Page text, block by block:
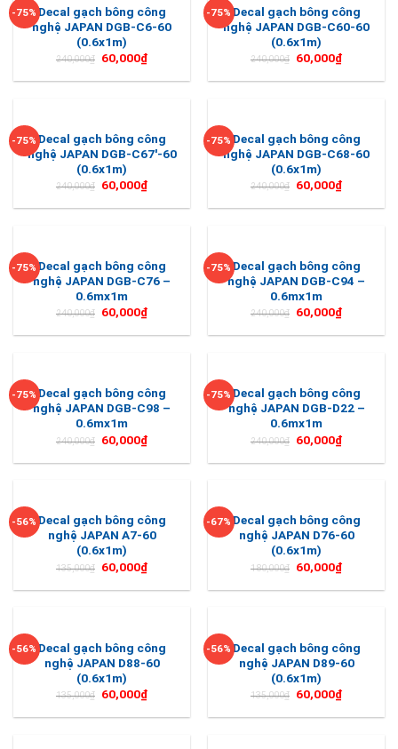
-75% Decal gạch bông công
nghệ JAPAN DGB-C6-60
(0.6x1m)
240,000₫ 60,000₫
-75% Decal gạch bông công
nghệ JAPAN DGB-C60-60
(0.6x1m)
240,000₫ 60,000₫
-75% Decal gạch bông công
nghệ JAPAN DGB-C67′-60
(0.6x1m)
240,000₫ 60,000₫
-75% Decal gạch bông công
nghệ JAPAN DGB-C68-60
(0.6x1m)
240,000₫ 60,000₫
-75% Decal gạch bông công
nghệ JAPAN DGB-C76 –
0.6mx1m
240,000₫ 60,000₫
-75% Decal gạch bông công
nghệ JAPAN DGB-C94 –
0.6mx1m
240,000₫ 60,000₫
-75% Decal gạch bông công
nghệ JAPAN DGB-C98 –
0.6mx1m
240,000₫ 60,000₫
-75% Decal gạch bông công
nghệ JAPAN DGB-D22 –
0.6mx1m
240,000₫ 60,000₫
-56% Decal gạch bông công
nghệ JAPAN A7-60
(0.6x1m)
135,000₫ 60,000₫
-67% Decal gạch bông công
nghệ JAPAN D76-60
(0.6x1m)
180,000₫ 60,000₫
-56% Decal gạch bông công
nghệ JAPAN D88-60
(0.6x1m)
135,000₫ 60,000₫
-56% Decal gạch bông công
nghệ JAPAN D89-60
(0.6x1m)
135,000₫ 60,000₫